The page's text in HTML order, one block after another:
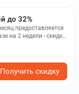
до 32%
предоставляется
на 2 недели - скидка
Получить скидку